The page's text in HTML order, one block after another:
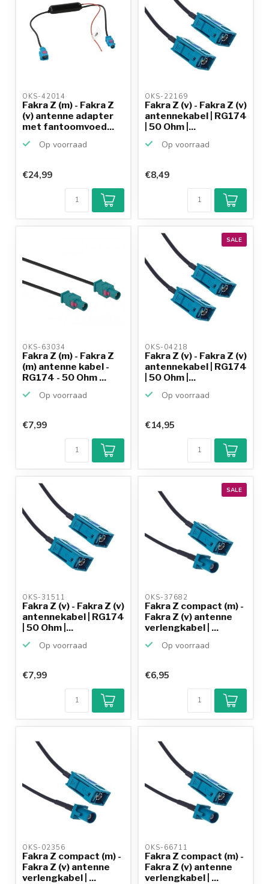
OKS-42014
Fakra Z (m) - Fakra Z
(v) antenne adapter
met fantoomvoed...
Op voorraad
€24,99
OKS-22169
Fakra Z (v) - Fakra Z (v)
antennekabel | RG174
| 50 Ohm |...
Op voorraad
€8,49
OKS-63034
Fakra Z (m) - Fakra Z
(m) antenne kabel -
RG174 - 50 Ohm ...
Op voorraad
€7,99
SALE
OKS-04218
Fakra Z (v) - Fakra Z (v)
antennekabel | RG174
| 50 Ohm |...
Op voorraad
€14,95
OKS-31511
Fakra Z (v) - Fakra Z (v)
antennekabel | RG174
| 50 Ohm |...
Op voorraad
€7,99
SALE
OKS-37682
Fakra Z compact (m) -
Fakra Z (v) antenne
verlengkabel | ...
Op voorraad
9,2/10
Achteraf
betalen mogelijk
€6,95
OKS-02356
Fakra Z compact (m) -
Fakra Z (v) antenne
verlengkabel | ...
OKS-66711
Fakra Z compact (m) -
Fakra Z (v) antenne
verlengkabel | ...